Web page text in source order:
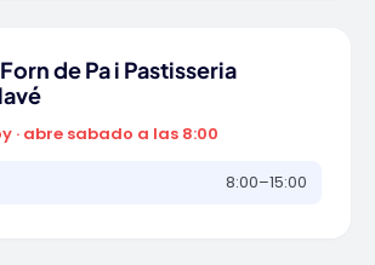
de Pa i Pastisseria
· abre sabado a las 8:00
8:00–15:00